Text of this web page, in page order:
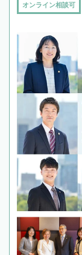
オンライン相談可